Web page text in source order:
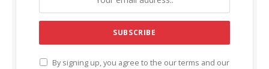
By signing up, you agree to the our terms and our